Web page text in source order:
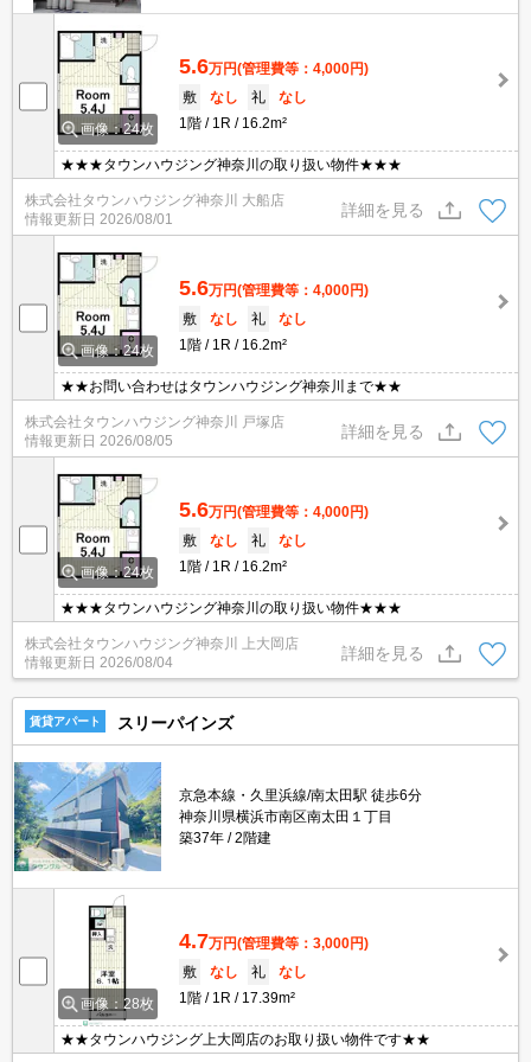
画像：24枚
5.6万円(管理費等：4,000円)
敷
なし 礼
なし
1階
1R 16.2m²
★★★タウンハウジング神奈川の取り扱い物件★★★
株式会社タウンハウジング神奈川 大船店
情報更新日 2026/08/01
詳細を見る
画像：24枚
5.6万円(管理費等：4,000円)
敷
なし 礼
なし
1階
1R 16.2m²
★★お問い合わせはタウンハウジング神奈川まで★★
株式会社タウンハウジング神奈川 戸塚店
情報更新日 2026/08/05
詳細を見る
画像：24枚
5.6万円(管理費等：4,000円)
敷
なし 礼
なし
1階
1R 16.2m²
★★★タウンハウジング神奈川の取り扱い物件★★★
株式会社タウンハウジング神奈川 上大岡店
情報更新日 2026/08/04
詳細を見る
賃貸アパート スリーパインズ
京急本線・久里浜線/南太田駅 徒歩6分
神奈川県横浜市南区南太田１丁目
築37年
2階建
画像：28枚
4.7万円(管理費等：3,000円)
敷
なし 礼
なし
1階
1R 17.39m²
★★タウンハウジング上大岡店のお取り扱い物件です★★